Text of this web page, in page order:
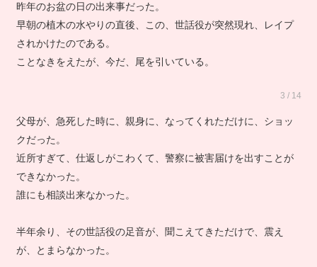
昨年のお盆の日の出来事だった。
早朝の植木の水やりの直後、この、世話役が突然現れ、レイプ
されかけたのである。
ことなきをえたが、今だ、尾を引いている。
3 / 14
父母が、急死した時に、親身に、なってくれただけに、ショッ
クだった。
近所すぎて、仕返しがこわくて、警察に被害届けを出すことが
できなかった。
誰にも相談出来なかった。
半年余り、その世話役の足音が、聞こえてきただけで、震え
が、とまらなかった。